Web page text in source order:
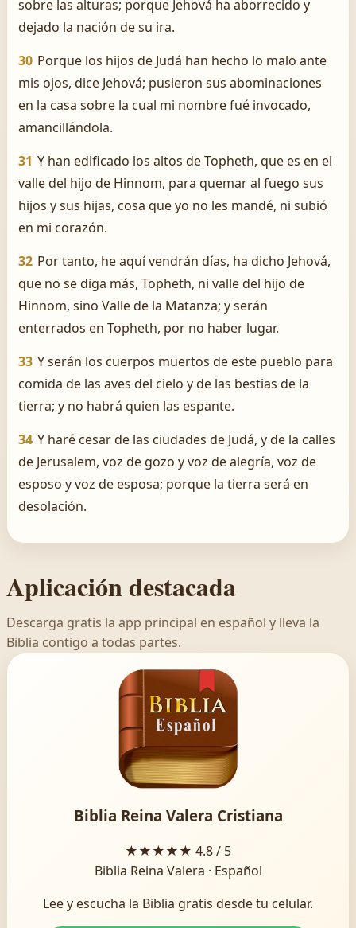
sobre las alturas; porque Jehová ha aborrecido y
dejado la nación de su ira.
30 Porque los hijos de Judá han hecho lo malo ante
mis ojos, dice Jehová; pusieron sus abominaciones
en la casa sobre la cual mi nombre fué invocado,
amancillándola.
31 Y han edificado los altos de Topheth, que es en el
valle del hijo de Hinnom, para quemar al fuego sus
hijos y sus hijas, cosa que yo no les mandé, ni subió
en mi corazón.
32 Por tanto, he aquí vendrán días, ha dicho Jehová,
que no se diga más, Topheth, ni valle del hijo de
Hinnom, sino Valle de la Matanza; y serán
enterrados en Topheth, por no haber lugar.
33 Y serán los cuerpos muertos de este pueblo para
comida de las aves del cielo y de las bestias de la
tierra; y no habrá quien las espante.
34 Y haré cesar de las ciudades de Judá, y de la calles
de Jerusalem, voz de gozo y voz de alegría, voz de
esposo y voz de esposa; porque la tierra será en
desolación.
Aplicación destacada
Descarga gratis la app principal en español y lleva la
Biblia contigo a todas partes.
Biblia Reina Valera Cristiana
★★★★★ 4.8 / 5
Biblia Reina Valera · Español
Lee y escucha la Biblia gratis desde tu celular.